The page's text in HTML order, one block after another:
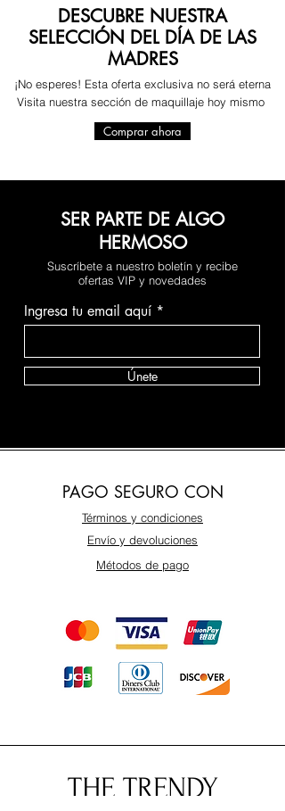
DESCUBRE NUESTRA
SELECCIÓN DEL DÍA DE LAS
MADRES
¡No esperes! Esta oferta exclusiva no será eterna
Visita nuestra sección de maquillaje hoy mismo
Comprar ahora
SER PARTE DE ALGO
HERMOSO
Suscríbete a nuestro boletín y recibe
ofertas VIP y novedades
Ingresa tu email aquí
Únete
PAGO SEGURO CON
Términos y condiciones
Envío y devoluciones
Métodos de pago
THE TRENDY